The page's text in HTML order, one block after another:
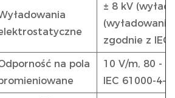
± 8 kV
zgodnie z IEC
na pola
10 V/m, 80 -
IEC 61000-4-3